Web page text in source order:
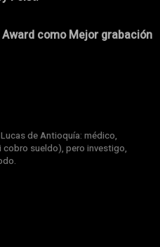
como Mejor grabación
de Antioquía: médico,
cobro sueldo), pero investigo,